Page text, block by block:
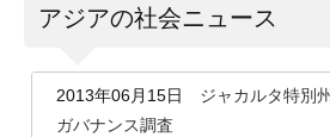
アジアの社会ニュース
2013年06月15日 ジャカルタ特別
ガバナンス調査